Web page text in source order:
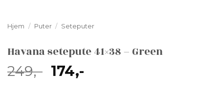
Hjem / Puter / Seteputer
Havana setepute 41×38 – Green
249,- Opprinnelig
174,-Nåværende